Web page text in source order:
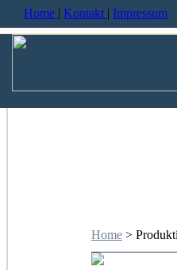
Home | Kontakt | Impressum
Home >